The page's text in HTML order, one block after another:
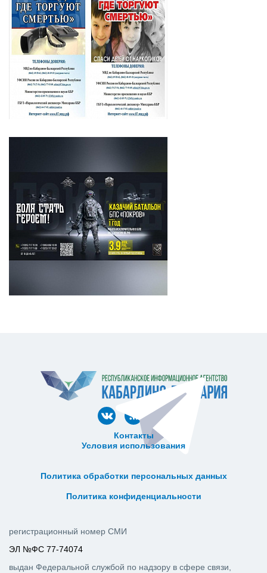
Контакты
Условия использования
Политика обработки персональных данных
Политика конфиденциальности
регистрационный номер СМИ
ЭЛ №ФС 77-74074
выдан Федеральной службой по надзору в сфере связи,